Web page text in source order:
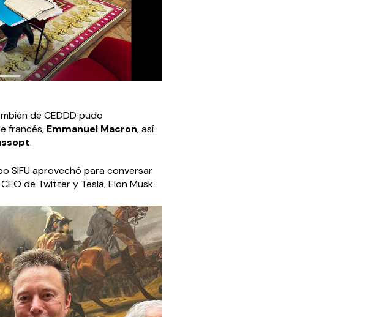
de CEDDD pudo
francés, Emmanuel Macron, así
.
SIFU aprovechó para conversar
de Twitter y Tesla, Elon Musk.